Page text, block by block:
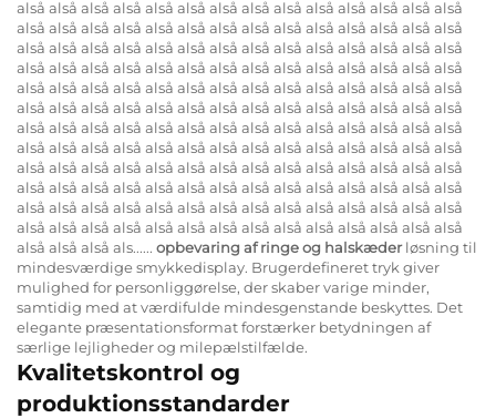
alså alså alså alså alså alså alså alså alså alså alså alså alså alså
alså alså alså alså alså alså alså alså alså alså alså alså alså alså
alså alså alså alså alså alså alså alså alså alså alså alså alså alså
alså alså alså alså alså alså alså alså alså alså alså alså alså alså
alså alså alså alså alså alså alså alså alså alså alså alså alså alså
alså alså alså alså alså alså alså alså alså alså alså alså alså alså
alså alså alså alså alså alså alså alså alså alså alså alså alså alså
alså alså alså alså alså alså alså alså alså alså alså alså alså alså
alså alså alså alså alså alså alså alså alså alså alså alså alså alså
alså alså alså alså alså alså alså alså alså alså alså alså alså alså
alså alså alså alså alså alså alså alså alså alså alså alså alså alså
alså alså alså alså alså alså alså alså alså alså alså alså alså alså
alså alså alså als...... opbevaring af ringe og halskæderløsning til
mindesværdige smykkedisplay. Brugerdefineret tryk giver
mulighed for personliggørelse, der skaber varige minder,
samtidig med at værdifulde mindesgenstande beskyttes. Det
elegante præsentationsformat forstærker betydningen af
særlige lejligheder og milepælstilfælde.
Kvalitetskontrol og
produktionsstandarder